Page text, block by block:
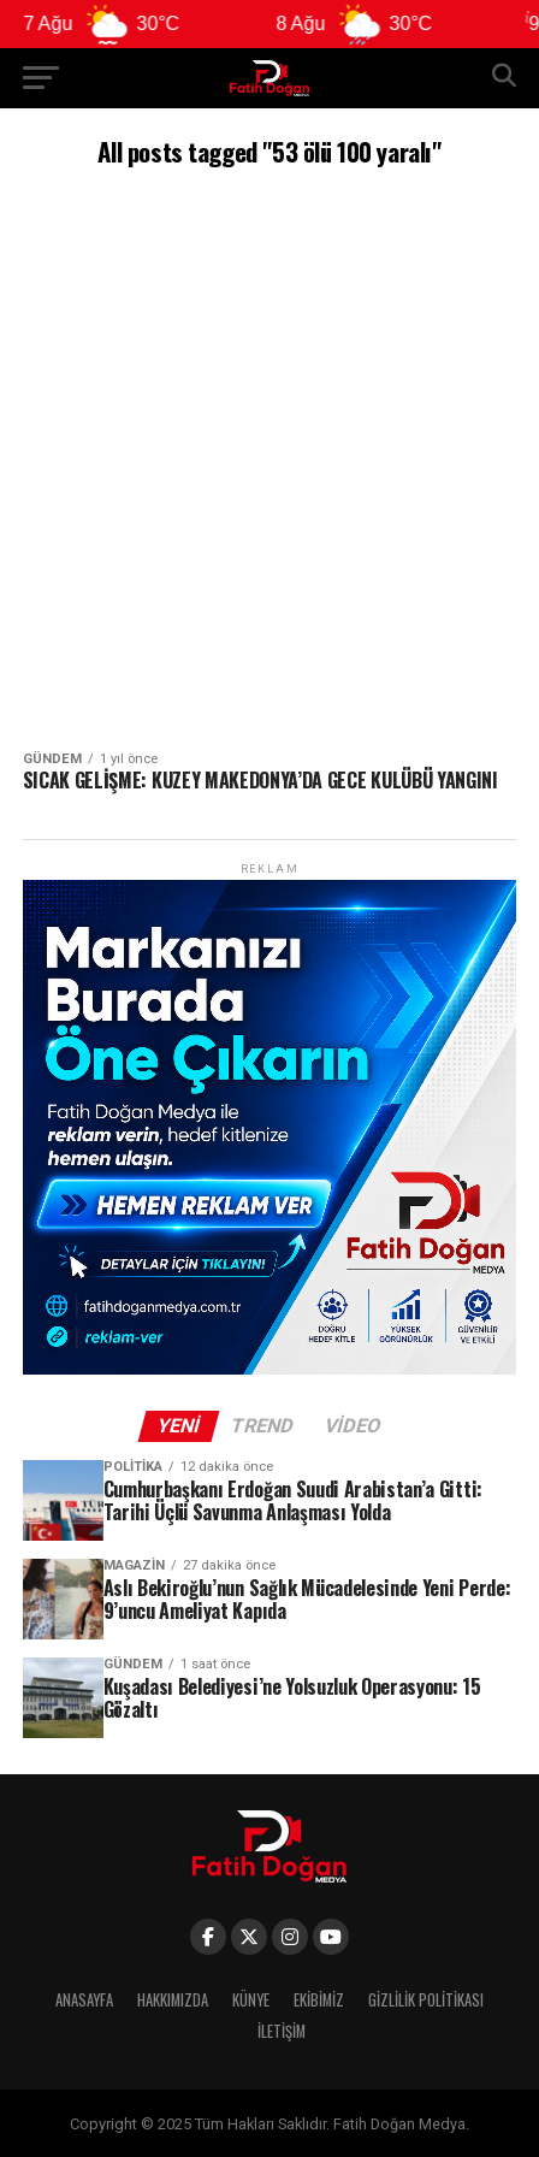
7 Ağu 30°C 8 Ağu 30°C 9
All posts tagged "53 ölü 100 yaralı"
GÜNDEM 1 yıl önce
SICAK GELİŞME: KUZEY MAKEDONYA’DA GECE KULÜBÜ YANGINI
REKLAM
YENI TREND VIDEO
POLITIKA 12 dakika önce
Cumhurbaşkanı Erdoğan Suudi Arabistan’a Gitti:
Tarihi Üçlü Savunma Anlaşması Yolda
MAGAZIN 27 dakika önce
Aslı Bekiroğlu’nun Sağlık Mücadelesinde Yeni Perde:
9’uncu Ameliyat Kapıda
GÜNDEM 1 saat önce
Kuşadası Belediyesi’ne Yolsuzluk Operasyonu: 15
Gözaltı
ANASAYFA HAKKIMIZDA KÜNYE EKIBIMIZ
GIZLILIK POLITIKASI
İLETIŞIM
Copyright © 2025 Tüm Hakları Saklıdır. Fatih Doğan Medya.